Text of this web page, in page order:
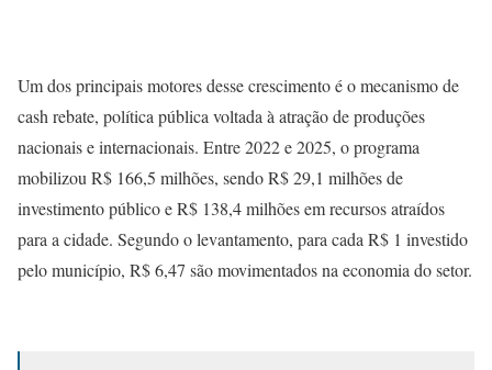
Um dos principais motores desse crescimento é o mecanismo de
cash rebate, política pública voltada à atração de produções
nacionais e internacionais. Entre 2022 e 2025, o programa
mobilizou R$ 166,5 milhões, sendo R$ 29,1 milhões de
investimento público e R$ 138,4 milhões em recursos atraídos
para a cidade. Segundo o levantamento, para cada R$ 1 investido
pelo município, R$ 6,47 são movimentados na economia do setor.